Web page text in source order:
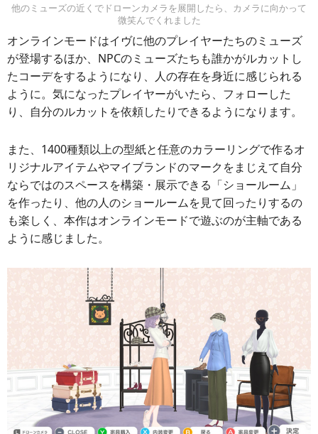
他のミューズの近くでドローンカメラを展開したら、カメラに向かって
微笑んでくれました
オンラインモードはイヴに他のプレイヤーたちのミューズ
が登場するほか、NPCのミューズたちも誰かがルカットし
たコーデをするようになり、人の存在を身近に感じられる
ように。気になったプレイヤーがいたら、フォローした
り、自分のルカットを依頼したりできるようになります。
また、1400種類以上の型紙と任意のカラーリングで作るオ
リジナルアイテムやマイブランドのマークをまじえて自分
ならではのスペースを構築・展示できる「ショールーム」
を作ったり、他の人のショールームを見て回ったりするの
も楽しく、本作はオンラインモードで遊ぶのが主軸である
ように感じました。